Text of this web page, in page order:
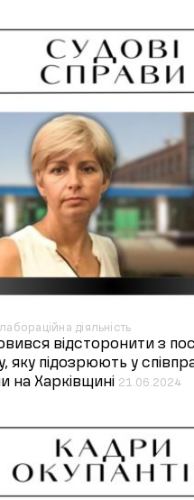
діяльність
відсторонити з
яку підозрюють у
на Харківщині 21.06.2024